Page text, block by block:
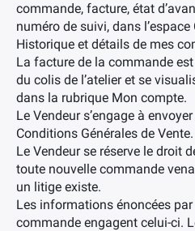
commande, facture, état
numéro de suivi, dans
Historique et détails de mes
La facture de la commande
du colis de l’atelier et se
dans la rubrique Mon compte.
Le Vendeur s’engage à
Conditions Générales de Vente.
Le Vendeur se réserve le droit
toute nouvelle commande
un litige existe.
Les informations énoncées
commande engagent celui-ci.